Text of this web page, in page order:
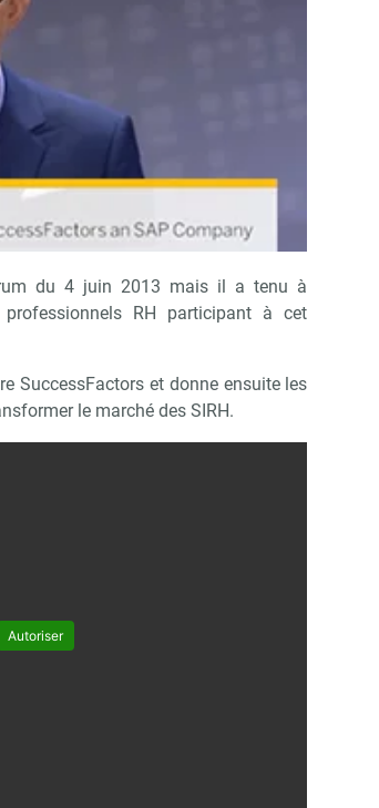
du 4 juin 2013 mais il a tenu à
RH participant à cet
SuccessFactors et donne ensuite les
le marché des SIRH.
Autoriser